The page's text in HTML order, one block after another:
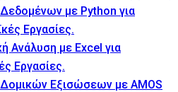
με Python για
Εργασίες.
Ανάλυση με Excel για
Εργασίες.
Εξισώσεων με AMOS